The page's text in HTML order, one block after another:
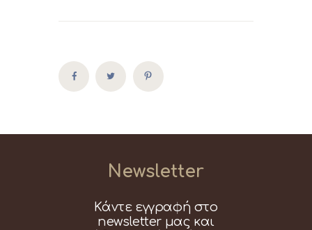
Newsletter
Κάντε εγγραφή στο
newsletter μας και